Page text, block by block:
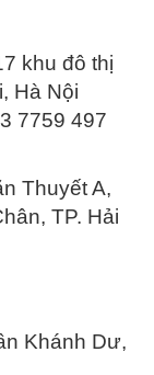
khu đô thị
Hà Nội
7759 497
Thuyết A,
TP. Hải
Khánh Dư,